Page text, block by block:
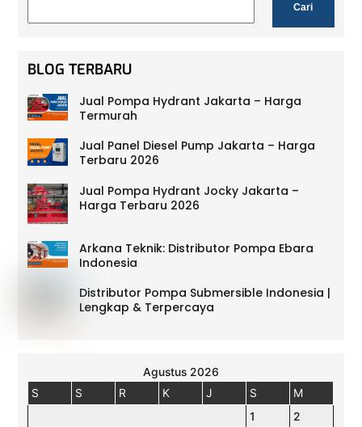
Cari
BLOG TERBARU
Jual Pompa Hydrant Jakarta – Harga
Termurah
Jual Panel Diesel Pump Jakarta – Harga
Terbaru 2026
Jual Pompa Hydrant Jocky Jakarta –
Harga Terbaru 2026
Arkana Teknik: Distributor Pompa Ebara
Indonesia
Distributor Pompa Submersible Indonesia |
Lengkap & Terpercaya
Agustus 2026
S
S R K J S
M
1
2